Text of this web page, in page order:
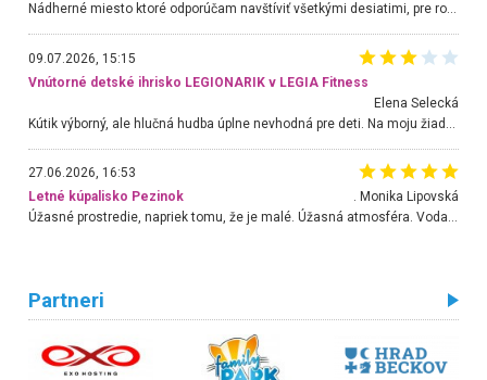
Nádherné miesto ktoré odporúčam navštíviť všetkými desiatimi, pre rodiny s deťmi, dôchodcom... Proste a jednoducho ozaj rozprávkový les.. určite ešte prídeme. Odniesli sme si na pamiatku krásne tričká,
09.07.2026, 15:15
Vnútorné detské ihrisko LEGIONARIK v LEGIA Fitness
Elena Selecká
27.06.2026, 16:53
Letné kúpalisko Pezinok
. Monika Lipovská
Úžasné prostredie, napriek tomu, že je malé. Úžasná atmosféra. Voda fantastická a nádherná. Ľudí je pomerne veľa, ale su mili a ohľaduplní. Je veľmi zaujímavé sledovať, ako dokážu spolu športovať cudzí ľudia a bez ohľadu na vek. Vládne tu pohoda. Vnuka neviem dostať z vody. Ďakujem za krásny deň . Urcite sa sem vrátim. Jediný problém je s parkovaním, ale aj ten sa mi podarilo vyriešiť. Monika Bratislava
Partneri